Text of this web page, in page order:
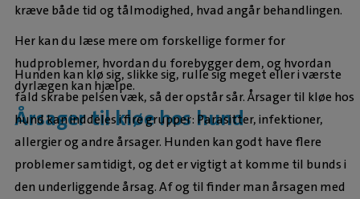
kræve både tid og tålmodighed, hvad angår behandlingen.
Her kan du læse mere om forskellige former for
hudproblemer, hvordan du forebygger dem, og hvordan
dyrlægen kan hjælpe.
Årsager til kløe hos hund
Hunden kan klø sig, slikke sig, rulle sig meget eller i værste
fald skrabe pelsen væk, så der opstår sår. Årsager til kløe hos
hund kan inddeles i fire grupper: Parasitter, infektioner,
allergier og andre årsager. Hunden kan godt have flere
problemer samtidigt, og det er vigtigt at komme til bunds i
den underliggende årsag. Af og til finder man årsagen med